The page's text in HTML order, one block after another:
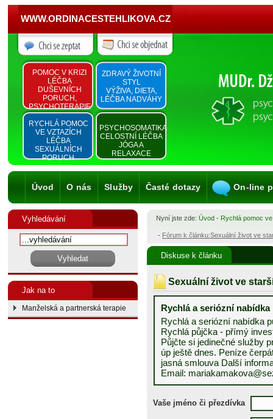
WWW.ORDINACESTEHLIKOVA.CZ
POMOC V KRIZI
LÉČBA
DUŠEVNÍCH
PORUCH,
PSYCHOTERAPIE
ZDRAVÝ ŽIVOTNÍ
STYL
VÝŽIVA, DIETA,
LÉČBA NADVÁHY
RYCHLÁ POMOC
VE VZTAZÍCH
LÉČBA
SEXUÁLNÍCH
PORUCH
PSYCHOSOMATIKA
CELOSTNÍ LÉČBA
JÓGA A
RELAXACE
Úvod O nás Služby Časté dotazy On-line
Vyhledávání
Jak na to
Manželská a partnerská terapie
Nyní jste zde: Úvod - Rychlá pomoc
- Fórum k článku:Sexuální život ve
Diskuse k článku
Sexuální život ve
Rychlá a seriózní
Rychlá a seriózní nabídka
Rychlá půjčka - přímý
Půjčte si jedinečné služby
úp ještě dnes. Peníze
jasná smlouva Další
Email:
Vaše jméno či přezdívka